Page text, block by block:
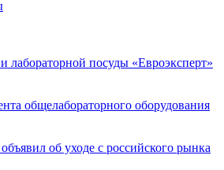
лабораторной посуды «Евроэксперт»
общелабораторного оборудования
об уходе с российского рынка